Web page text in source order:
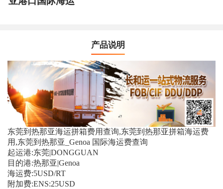
产品说明
东莞到热那亚海运拼箱费用查询,东莞到热那亚拼箱海运费
用,东莞到热那亚_Genoa 国际海运费查询
起运港:东莞|DONGGUAN
目的港:热那亚|Genoa
海运费:5USD/RT
附加费:ENS:25USD